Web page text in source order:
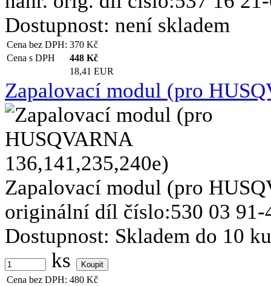
Dostupnost: není skladem
Cena bez DPH: 370 Kč
Cena s DPH
448 Kč
18,41 EUR
Zapalovací modul (pro
Zapalovací modul (pro
originální díl číslo:530 03 91-
Dostupnost: Skladem do 10
ks
Cena bez DPH: 480 Kč